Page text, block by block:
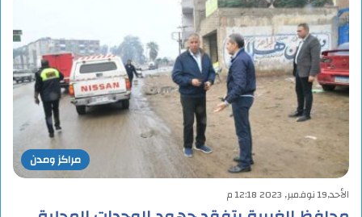
مراكز ومدن
الأحد,19 نوفمبر, 2023 12:18 م